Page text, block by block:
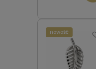
nowość